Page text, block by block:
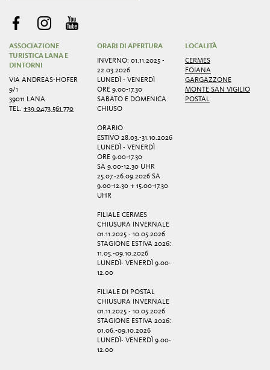
ASSOCIAZIONE
TURISTICA LANA E
DINTORNI
VIA ANDREAS-HOFER
9/1
39011 LANA
TEL.+39 0473 561 770
ORARI DI APERTURA
INVERNO: 01.11.2025 -
22.03.2026
LUNEDÌ - VENERDÌ
ORE 9.00-17.30
SABATO E DOMENICA
CHIUSO
ORARIO
ESTIVO 28.03.-31.10.2026
LUNEDÌ - VENERDÌ
ORE 9.00-17.30
SA 9.00-12.30 UHR
25.07.-26.09.2026 SA
9.00-12.30 + 15.00-17.30
UHR
FILIALE CERMES
CHIUSURA INVERNALE
01.11.2025 - 10.05.2026
STAGIONE ESTIVA 2026:
11.05.-09.10.2026
LUNEDÌ- VENERDÌ 9.00-
12.00
FILIALE DI POSTAL
CHIUSURA INVERNALE
01.11.2025 - 10.05.2026
STAGIONE ESTIVA 2026:
01.06.-09.10.2026
LUNEDÌ- VENERDÌ 9.00-
12.00
LOCALITÀ
CERMES
FOIANA
GARGAZZONE
MONTE SAN VIGILIO
POSTAL